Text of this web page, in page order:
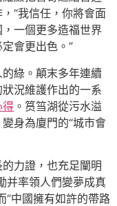
“我信任，你將會面
一個更多造福世界
會更出色。”
綠。顛末多年連續
況維護作出的一系
得 。筼筜湖從污水溢
身為廈門的“城市會
力證，也充足闡明
并率領人們變夢成真
“中國擁有如許的帶路